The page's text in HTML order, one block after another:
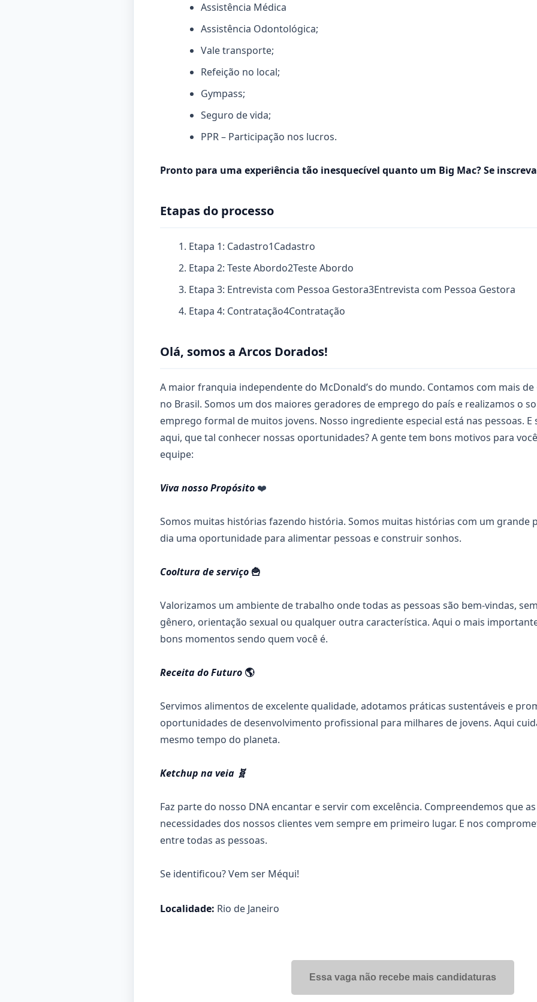
Assistência Médica
Assistência Odontológica;
Vale transporte;
Refeição no local;
Gympass;
Seguro de vida;
PPR – Participação nos lucros.
Pronto para uma experiência tão inesquecível quanto um Big Mac? Se
Etapas do processo
Etapa 1: Cadastro1Cadastro
Etapa 2: Teste Abordo2Teste Abordo
Etapa 3: Entrevista com Pessoa Gestora3Entrevista com Pessoa Gestora
Etapa 4: Contratação4Contratação
Olá, somos a Arcos Dorados!
A maior franquia independente do McDonald’s do mundo. Contamos com mais
no Brasil. Somos um dos maiores geradores de emprego do país e realizamos o
emprego formal de muitos jovens. Nosso ingrediente especial está nas pessoas. E
aqui, que tal conhecer nossas oportunidades? A gente tem bons motivos para
equipe:
Viva nosso Propósito ❤️
Somos muitas histórias fazendo história. Somos muitas histórias com um grande
dia uma oportunidade para alimentar pessoas e construir sonhos.
Cooltura de serviço 🍟
Valorizamos um ambiente de trabalho onde todas as pessoas são bem-vindas,
gênero, orientação sexual ou qualquer outra característica. Aqui o mais
bons momentos sendo quem você é.
Receita do Futuro 🌎
Servimos alimentos de excelente qualidade, adotamos práticas sustentáveis e
oportunidades de desenvolvimento profissional para milhares de jovens. Aqui
mesmo tempo do planeta.
Ketchup na veia 🧬
Faz parte do nosso DNA encantar e servir com excelência. Compreendemos que
necessidades dos nossos clientes vem sempre em primeiro lugar. E nos
entre todas as pessoas.
Se identificou? Vem ser Méqui!
Localidade: Rio de Janeiro
Essa vaga não recebe mais candidaturas